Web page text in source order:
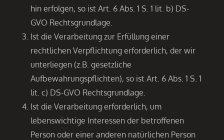
hin erfolgen, so ist Art. 6 Abs. 1 S. 1 lit. b) DS-
GVO Rechtsgrundlage.
Ist die Verarbeitung zur Erfüllung einer
rechtlichen Verpflichtung erforderlich, der wir
unterliegen (z.B. gesetzliche
Aufbewahrungspflichten), so ist Art. 6 Abs. 1 S. 1
lit. c) DS-GVO Rechtsgrundlage.
Ist die Verarbeitung erforderlich, um
lebenswichtige Interessen der betroffenen
Person oder einer anderen natürlichen Person